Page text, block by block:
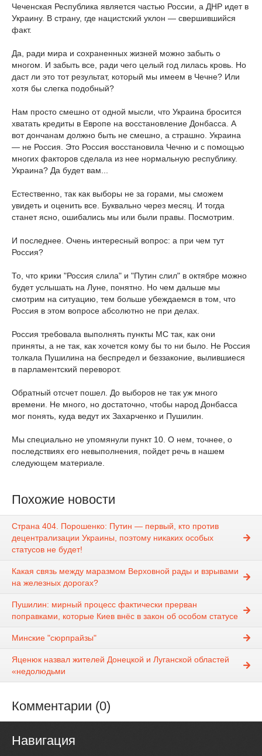
Чеченская Республика является частью России, а ДНР идет в
Украину. В страну, где нацистский уклон — свершившийся
факт.
Да, ради мира и сохраненных жизней можно забыть о
многом. И забыть все, ради чего целый год лилась кровь. Но
даст ли это тот результат, который мы имеем в Чечне? Или
хотя бы слегка подобный?
Нам просто смешно от одной мысли, что Украина бросится
хватать кредиты в Европе на восстановление Донбасса. А
вот дончанам должно быть не смешно, а страшно. Украина
— не Россия. Это Россия восстановила Чечню и с помощью
многих факторов сделала из нее нормальную республику.
Украина? Да будет вам...
Естественно, так как выборы не за горами, мы сможем
увидеть и оценить все. Буквально через месяц. И тогда
станет ясно, ошибались мы или были правы. Посмотрим.
И последнее. Очень интересный вопрос: а при чем тут
Россия?
То, что крики "Россия слила" и "Путин слил" в октябре можно
будет услышать на Луне, понятно. Но чем дальше мы
смотрим на ситуацию, тем больше убеждаемся в том, что
Россия в этом вопросе абсолютно не при делах.
Россия требовала выполнять пункты МС так, как они
приняты, а не так, как хочется кому бы то ни было. Не Россия
толкала Пушилина на беспредел и беззаконие, вылившиеся
в парламентский переворот.
Обратный отсчет пошел. До выборов не так уж много
времени. Не много, но достаточно, чтобы народ Донбасса
мог понять, куда ведут их Захарченко и Пушилин.
Мы специально не упомянули пункт 10. О нем, точнее, о
последствиях его невыполнения, пойдет речь в нашем
следующем материале.
Похожие новости
Страна 404. Порошенко: Путин — первый, кто против
децентрализации Украины, поэтому никаких особых
статусов не будет!
Какая связь между маразмом Верховной рады и взрывами
на железных дорогах?
Пушилин: мирный процесс фактически прерван
поправками, которые Киев внёс в закон об особом статусе
Минские "сюрпрайзы"
Яценюк назвал жителей Донецкой и Луганской областей
«недолюдьми
Комментарии (0)
Навигация